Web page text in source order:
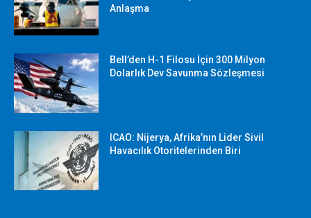
Anlaşma
Bell’den H-1 Filosu İçin 300 Milyon
Dolarlık Dev Savunma Sözleşmesi
ICAO: Nijerya, Afrika’nın Lider Sivil
Havacılık Otoritelerinden Biri